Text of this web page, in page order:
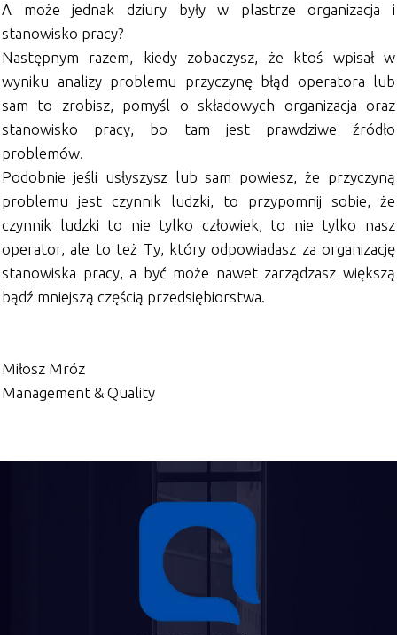
A może jednak dziury były w plastrze organizacja i
stanowisko pracy?
Następnym razem, kiedy zobaczysz, że ktoś wpisał w
wyniku analizy problemu przyczynę błąd operatora lub
sam to zrobisz, pomyśl o składowych organizacja oraz
stanowisko pracy, bo tam jest prawdziwe źródło
problemów.
Podobnie jeśli usłyszysz lub sam powiesz, że przyczyną
problemu jest czynnik ludzki, to przypomnij sobie, że
czynnik ludzki to nie tylko człowiek, to nie tylko nasz
operator, ale to też Ty, który odpowiadasz za organizację
stanowiska pracy, a być może nawet zarządzasz większą
bądź mniejszą częścią przedsiębiorstwa.
Miłosz Mróz
Management & Quality